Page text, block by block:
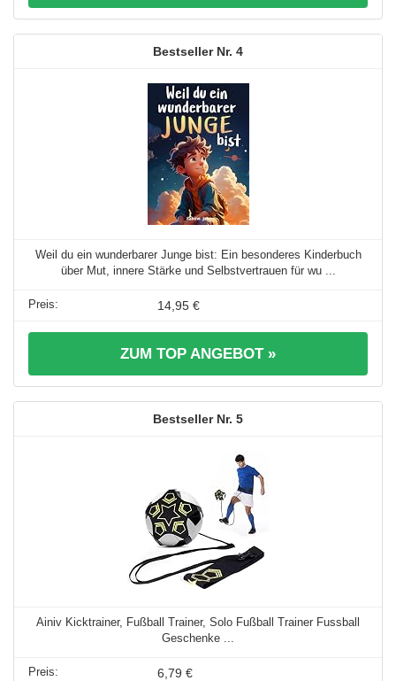
4
Weil du ein wunderbarer Junge bist: Ein besonderes Kinderbuch
über Mut, innere Stärke und Selbstvertrauen für wu ...
14,95 €
ZUM TOP ANGEBOT »
5
Ainiv Kicktrainer, Fußball Trainer, Solo Fußball Trainer Fussball
Geschenke ...
6,79 €